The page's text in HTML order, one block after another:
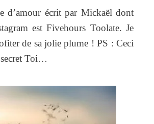
d’amour écrit par Mickaël dont
est Fivehours Toolate. Je
de sa jolie plume ! PS : Ceci
Toi…